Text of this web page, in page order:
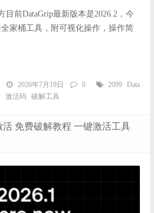
目前DataGrip最新版本是2026.2，今
家桶工具，附可视化操作，操作简
2026年7月19日 0 2099 Data
激活码 破解工具
活 免费破解教程 一键激活工具